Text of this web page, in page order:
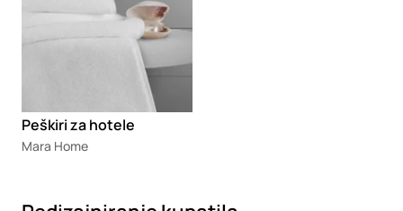
Peškiri za hotele
Mara Home